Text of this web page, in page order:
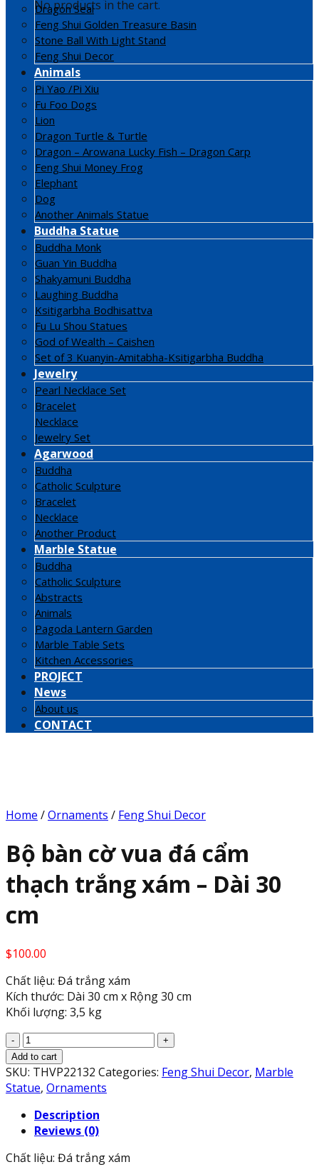
No products in the cart.
Dragon Seal
Feng Shui Golden Treasure Basin
Stone Ball With Light Stand
Feng Shui Decor
Animals
Pi Yao /Pi Xiu
Fu Foo Dogs
Lion
Dragon Turtle & Turtle
Dragon – Arowana Lucky Fish – Dragon Carp
Feng Shui Money Frog
Elephant
Dog
Another Animals Statue
Buddha Statue
Buddha Monk
Guan Yin Buddha
Shakyamuni Buddha
Laughing Buddha
Ksitigarbha Bodhisattva
Fu Lu Shou Statues
God of Wealth – Caishen
Set of 3 Kuanyin-Amitabha-Ksitigarbha Buddha
Jewelry
Pearl Necklace Set
Bracelet
Necklace
Jewelry Set
Agarwood
Buddha
Catholic Sculpture
Bracelet
Necklace
Another Product
Marble Statue
Buddha
Catholic Sculpture
Abstracts
Animals
Pagoda Lantern Garden
Marble Table Sets
Kitchen Accessories
PROJECT
News
About us
CONTACT
Home /Ornaments / Feng Shui Decor
Bộ bàn cờ vua đá cẩm
thạch trắng xám – Dài 30
cm
$100.00
Chất liệu: Đá trắng xám
Kích thước: Dài 30 cm x Rộng 30 cm
Khối lượng: 3,5 kg
Bộ
bàn
cờ
vua
cẩm
thạch
Add to cart
SKU: THVP22132 Categories: Feng Shui Decor, Marble
Statue, Ornaments
Description
Reviews (0)
Chất liệu: Đá trắng xám